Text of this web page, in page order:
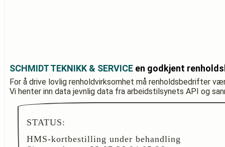
SCHMIDT TEKNIKK & SERVICE en godkjent
For å drive lovlig renholdvirksomhet må renholdsbedrifter
Vi henter inn data jevnlig data fra arbeidstilsynets API og
STATUS:
HMS-kortbestilling under behandling